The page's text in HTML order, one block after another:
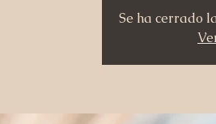
Se ha cerrado